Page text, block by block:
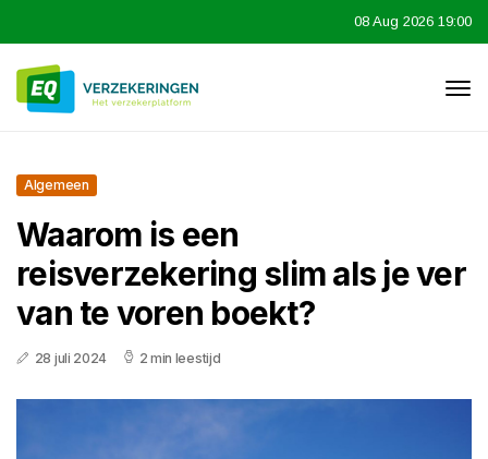
08 Aug 2026 19:00
Algemeen
Waarom is een
reisverzekering slim als je ver
van te voren boekt?
28 juli 2024 2 min leestijd